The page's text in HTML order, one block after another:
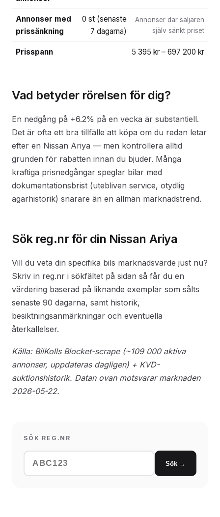
Annonser med
prissänkning
0 st (senaste
7 dagarna)
Annonser där säljaren
själv sänkt priset
Prisspann 5 395 kr – 697 200 kr
Vad betyder rörelsen för dig?
En nedgång på +6.2% på en vecka är substantiell.
Det är ofta ett bra tillfälle att köpa om du redan letar
efter en Nissan Ariya — men kontrollera alltid
grunden för rabatten innan du bjuder. Många
kraftiga prisnedgångar speglar bilar med
dokumentationsbrist (utebliven service, otydlig
ägarhistorik) snarare än en allmän marknadstrend.
Sök reg.nr för din Nissan Ariya
Vill du veta din specifika bils marknadsvärde just nu?
Skriv in reg.nr i sökfältet på sidan så får du en
värdering baserad på liknande exemplar som sålts
senaste 90 dagarna, samt historik,
besiktningsanmärkningar och eventuella
återkallelser.
Källa: BilKolls Blocket-scrape (~109 000 aktiva
annonser, uppdateras dagligen) + KVD-
auktionshistorik. Datan ovan motsvarar marknaden
2026-05-22.
SÖK REG.NR
Sök →